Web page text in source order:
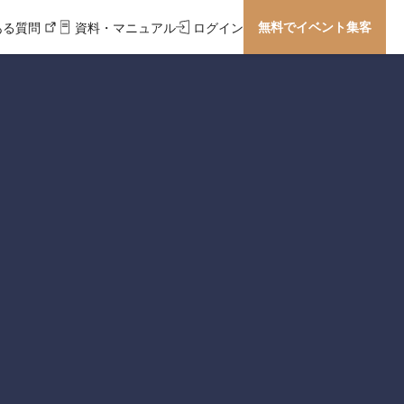
質問 資料・マニュアル ログイン 無料でイベント集客